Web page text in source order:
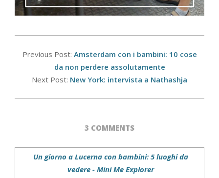
09-Previous Post: Amsterdam con i bambini: 10 cose
da non perdere assolutamente
Next Post: New York: intervista a Nathashja
3 COMMENTS
Un giorno a Lucerna con bambini: 5 luoghi da
vedere - Mini Me Explorer